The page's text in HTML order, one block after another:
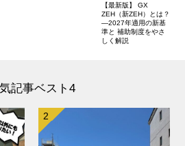
【最新版】 GX
ZEH（新ZEH）とは？
—2027年適用の新基
準と 補助制度をやさ
しく解説
記事ベスト4